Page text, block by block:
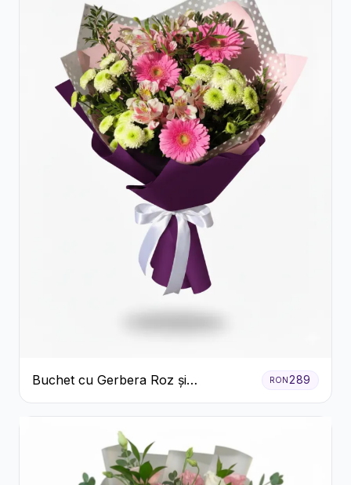
Buchet cu Gerbera Roz și
Crizanteme Verzi
RON289